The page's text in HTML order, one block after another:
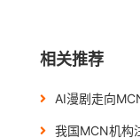
相关推荐
AI漫剧走向
我国MCN机构